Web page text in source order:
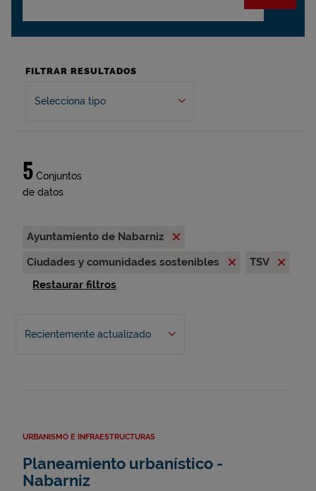
FILTRAR RESULTADOS
Selecciona tipo
5 Conjuntos
de datos
Ayuntamiento de Nabarniz
Ciudades y comunidades sostenibles
TSV
Restaurar filtros
Recientemente actualizado
URBANISMO E INFRAESTRUCTURAS
Planeamiento urbanístico -
Nabarniz